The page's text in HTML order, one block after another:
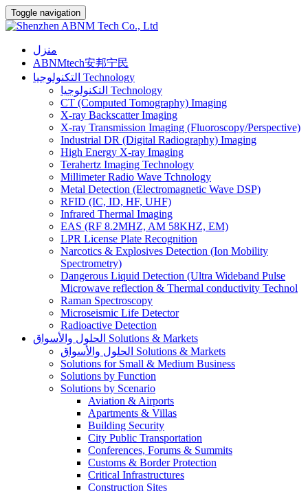
Toggle navigation
منزل
ABNMtech安邦宁民
التكنولوجيا Technology
التكنولوجيا Technology
CT (Computed Tomography) Imaging
X-ray Backscatter Imaging
X-ray Transmission Imaging (Fluoroscopy/Perspective)
Industrial DR (Digital Radiography) Imaging
High Energy X-ray Imaging
Terahertz Imaging Technology
Millimeter Radio Wave Tchnology
Metal Detection (Electromagnetic Wave DSP)
RFID (IC, ID, HF, UHF)
Infrared Thermal Imaging
EAS (RF 8.2MHZ, AM 58KHZ, EM)
LPR License Plate Recognition
Narcotics & Explosives Detection (Ion Mobility
Spectrometry)
Dangerous Liquid Detection (Ultra Wideband Pulse
Microwave reflection & Thermal conductivity Technol
Raman Spectroscopy
Microseismic Life Detector
Radioactive Detection
الحلول والأسواق Solutions & Markets
الحلول والأسواق Solutions & Markets
Solutions for Small & Medium Business
Solutions by Function
Solutions by Scenario
Aviation & Airports
Apartments & Villas
Building Security
City Public Transportation
Conferences, Forums & Summits
Customs & Border Protection
Critical Infrastructures
Construction Sites